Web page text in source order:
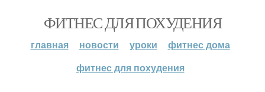
ФИТНЕС ДЛЯ ПОХУДЕНИЯ
главная новости уроки
фитнес дома
фитнес для похудения